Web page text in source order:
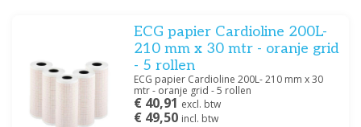
ECG papier Cardioline 200L-
210 mm x 30 mtr - oranje grid
- 5 rollen
ECG papier Cardioline 200L- 210 mm x 30
mtr - oranje grid - 5 rollen
€ 40,91 excl. btw
€ 49,50 incl. btw